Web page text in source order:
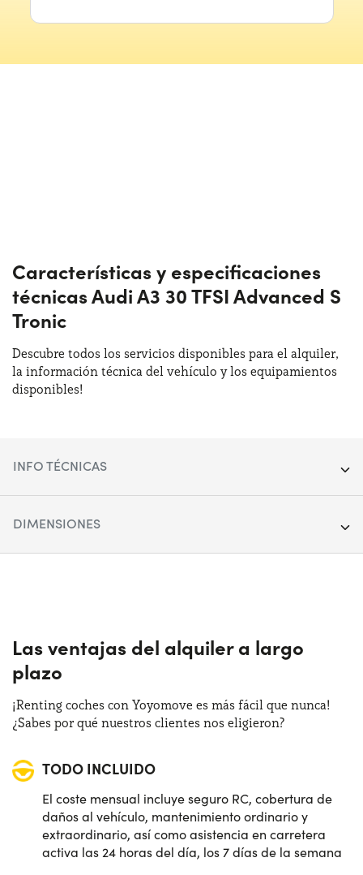
Características y especificaciones
técnicas Audi A3 30 TFSI Advanced S
Tronic
Descubre todos los servicios disponibles para el alquiler,
la información técnica del vehículo y los equipamientos
disponibles!
INFO TÉCNICAS
Tracción:Anterior
Plazas de estacionamiento:
Potencia:
DIMENSIONES
144 cm
Maletero (max):
Maletero (min):380 lt
Las ventajas del alquiler a largo
plazo
¡Renting coches con Yoyomove es más fácil que nunca!
¿Sabes por qué nuestros clientes nos eligieron?
TODO INCLUIDO
El coste mensual incluye seguro RC, cobertura de
daños al vehículo, mantenimiento ordinario y
extraordinario, así como asistencia en carretera
activa las 24 horas del día, los 7 días de la semana